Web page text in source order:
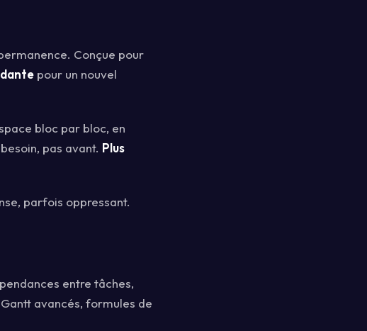
Conçue pour
pour un nouvel
bloc par bloc, en
pas avant. Plus
parfois oppressant.
entre tâches,
avancés, formules de